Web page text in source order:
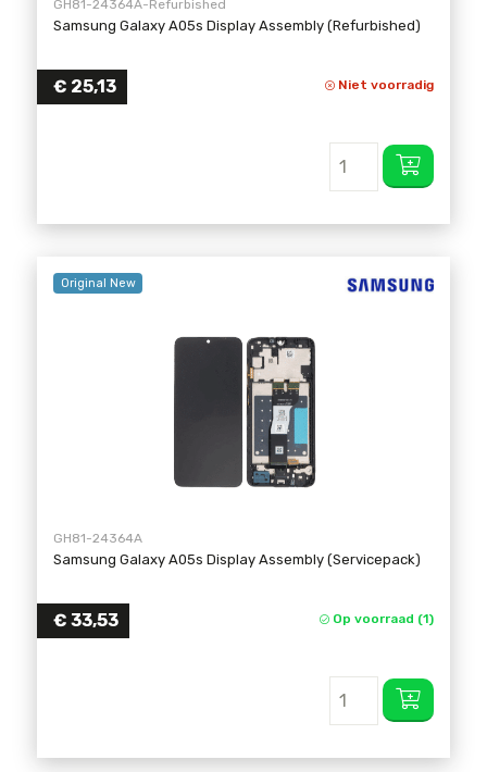
GH81-24364A-Refurbished
Samsung Galaxy A05s Display Assembly (Refurbished)
€ 25,13 Niet voorradig
Original New
GH81-24364A
Samsung Galaxy A05s Display Assembly (Servicepack)
€ 33,53 Op voorraad (1)